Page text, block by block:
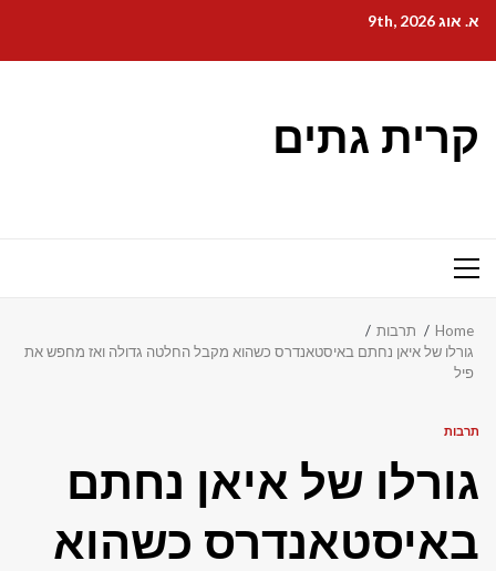
content
א. אוג 9th, 2026
קרית גתים
Primary
Home
תרבות
גורלו של איאן נחתם באיסטאנדרס כשהוא מקבל החלטה גדולה ואז מחפש את
פיל
תרבות
גורלו של איאן נחתם
באיסטאנדרס כשהוא